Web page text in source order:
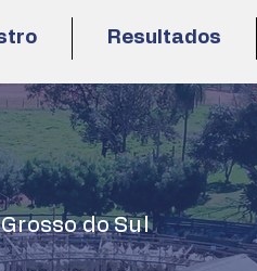
Resultados
do Sul